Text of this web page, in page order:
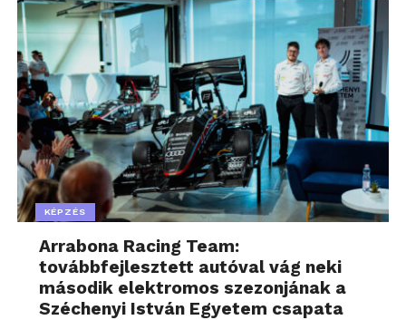
KÉPZÉS
Arrabona Racing Team:
továbbfejlesztett autóval vág neki
második elektromos szezonjának a
Széchenyi István Egyetem csapata